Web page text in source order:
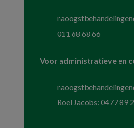
011 68 68 66
Voor administratieve en
Roel Jacobs: 0477 89